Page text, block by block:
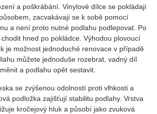
a poškrábání. Vinylové dílce se pokládají
zacvakávají se k sobě pomocí
a není proto nutné podlahu podlepovat. Po
hned po pokládce. Výhodou plovoucí
je možnost jednoduché renovace v případě
můžete jednoduše rozebrat, vadný díl
a podlahu opět sestavit.
se zvýšenou odolností proti vlhkosti a
podložka zajišťují stabilitu podlahy. Vrstva
kročejový hluk a působí jako zvuková